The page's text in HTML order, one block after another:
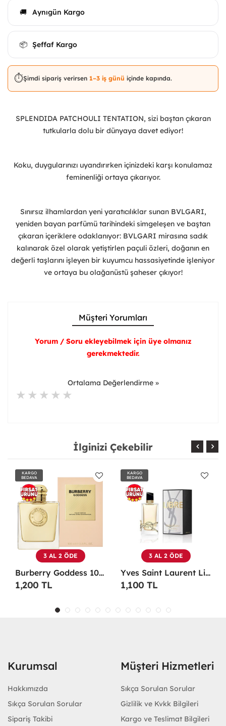
🚚 Aynıgün Kargo
📦 Şeffaf Kargo
⏱️Şimdi sipariş verirsen 1–3 iş günü içinde kapında.
SPLENDIDA PATCHOULI TENTATION, sizi baştan çıkaran
tutkularla dolu bir dünyaya davet ediyor!
Koku, duygularınızı uyandırırken içinizdeki karşı konulamaz
feminenliği ortaya çıkarıyor.
Sınırsız ilhamlardan yeni yaratıcılıklar sunan BVLGARI,
yeniden bayan parfümü tarihindeki simgeleşen ve baştan
çıkaran içeriklere odaklanıyor: BVLGARI mirasına sadık
kalınarak özel olarak yetiştirlen paçuli özleri, doğanın en
değerli taşlarını işleyen bir kuyumcu hassasiyetinde işleniyor
ve ortaya bu olağanüstü şaheser çıkıyor!
Müşteri Yorumları
Yorum / Soru ekleyebilmek için üye olmanız
gerekmektedir.
Ortalama Değerlendirme »
İlginizi Çekebilir
KARGO
BEDAVA
3 AL 2 ÖDE
Burberry Goddess 100 ML EDP Kadın Parfümü -
1,200 TL
KARGO
BEDAVA
3 AL 2 ÖDE
Yves Saint Laurent Libre EDP 90 Ml Kadın Parfüm - YSLL
1,100 TL
Kurumsal
Hakkımızda
Sıkça Sorulan Sorular
Sipariş Takibi
Müşteri Hizmetleri
Sıkça Sorulan Sorular
Gizlilik ve Kvkk Bilgileri
Kargo ve Teslimat Bilgileri